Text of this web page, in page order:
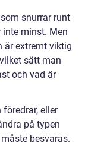
snurrar runt
minst. Men
är extremt viktig
sätt man
och vad är
eller
på typen
besvaras.